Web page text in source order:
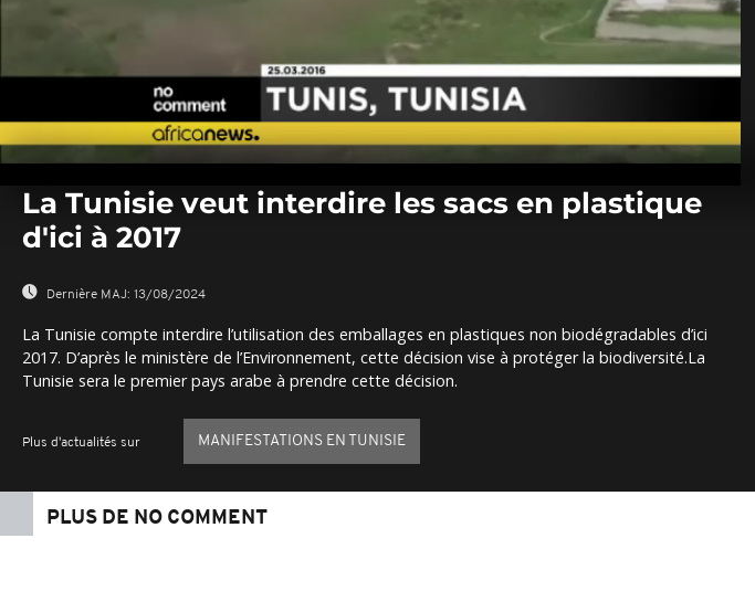
seconds
secondsVolume
La Tunisie veut interdire les sacs en plastique
d'ici à 2017
Dernière MAJ: 13/08/2024
La Tunisie compte interdire l’utilisation des emballages en plastiques non biodégradables d’ici
2017. D’après le ministère de l’Environnement, cette décision vise à protéger la biodiversité.La
Tunisie sera le premier pays arabe à prendre cette décision.
Plus d'actualités sur MANIFESTATIONS EN TUNISIE
PLUS DE NO COMMENT